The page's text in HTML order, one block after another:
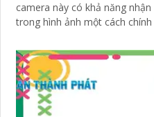
camera này có khả năng
trong hình ảnh một cách chính